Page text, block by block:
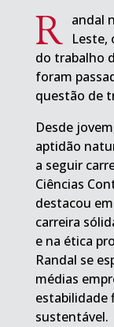
R andal
Leste,
do trabalho
foram
questão de
Desde
aptidão
a seguir
Ciências
destacou
carreira
e na ética
Randal se
médias
estabilidade
sustentável.